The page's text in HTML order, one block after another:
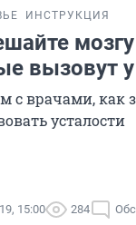
ИНСТРУКЦИЯ
вызовут
с врачами, как
усталости
15:00 284